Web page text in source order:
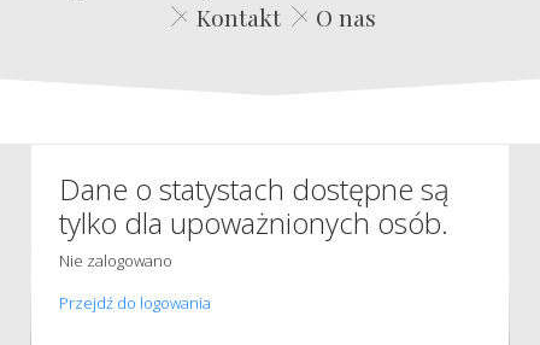
Kontakt
O nas
Dane o statystach dostępne są
tylko dla upoważnionych osób.
Nie zalogowano
Przejdź do logowania